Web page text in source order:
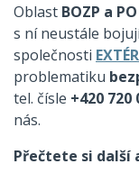
Oblast BOZP a PO
s ní neustále
společnosti
problematiku
tel. čísle +420 720
nás.
Přečtete si další